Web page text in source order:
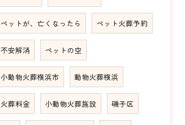
ペットが、亡くなったら ペット火葬予約
不安解消 ペットの空
小動物火葬横浜市 動物火葬横浜
火葬料金 小動物火葬施設 磯子区